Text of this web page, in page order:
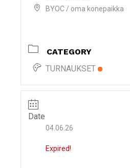
BYOC / oma konepaikka
CATEGORY
TURNAUKSET
Date
04.06.26
Expired!